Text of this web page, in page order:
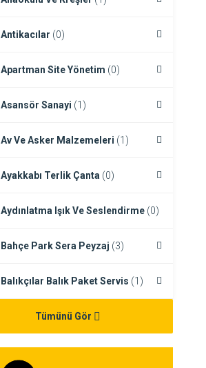
Antikacılar (0)
Apartman Site Yönetim (0)
Asansör Sanayi (1)
Av Ve Asker Malzemeleri (1)
Ayakkabı Terlik Çanta (0)
Aydınlatma Işık Ve Seslendirme (0)
Bahçe Park Sera Peyzaj (3)
Balıkçılar Balık Paket Servis (1)
Tümünü Gör